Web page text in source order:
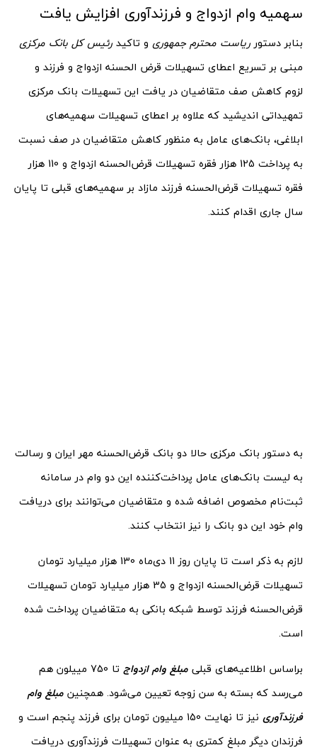
سهمیه وام ازدواج و فرزندآوری افزایش یافت
بنابر دستورریاست محترم جمهوری و تاکیدرئیس کل بانک مرکزی
مبنی بر تسریع اعطای تسهیلات قرض‌ الحسنه ازدواج و فرزند و
لزوم کاهش صف متقاضیان در یافت این تسهیلات بانک مرکزی
تمهیداتی اندیشید که علاوه بر اعطای تسهیلات سهمیه‌های
ابلاغی، بانک‌های عامل به منظور کاهش متقاضیان در صف نسبت
به پرداخت 125 هزار فقره تسهیلات قرض‌الحسنه ازدواج و 110 هزار
فقره تسهیلات قرض‌الحسنه فرزند مازاد بر سهمیه‌های قبلی تا پایان
سال جاری اقدام کنند.
به دستور بانک مرکزی حالا دو بانک قرض‌الحسنه مهر ایران و رسالت
به لیست بانک‌های عامل پرداخت‌کننده این دو وام در سامانه
ثبت‌نام مخصوص اضافه شده و متقاضیان می‌توانند برای دریافت
وام خود این دو بانک را نیز انتخاب کنند.
لازم به ذکر است تا پایان روز 11 دی‌ماه 130 هزار میلیارد تومان
تسهیلات قرض‌الحسنه ازدواج و 35 هزار میلیارد تومان تسهیلات
قرض‌الحسنه فرزند توسط شبکه بانکی به متقاضیان پرداخت شده
است.
براساس اطلاعیه‌های قبلی مبلغ وام ازدواج
تا 750 مییلون هم
می‌رسد که بسته به سن زوجه تعیین می‌شود. همچنین مبلغ وام
فرزندآوری
نیز تا نهایت 150 میلیون تومان برای فرزند پنجم است و
فرزندان دیگر مبلغ کمتری به عنوان تسهیلات فرزندآوری دریافت